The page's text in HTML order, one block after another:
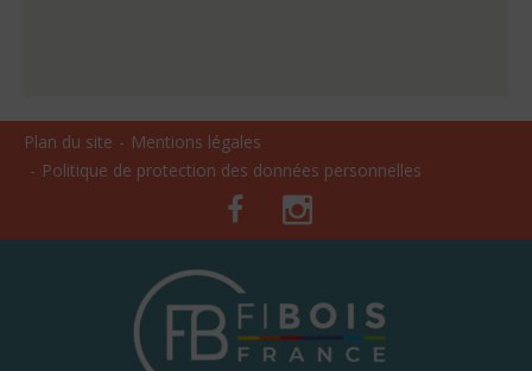
Plan du site
Mentions légales
Politique de protection des données personnelles
Facebook